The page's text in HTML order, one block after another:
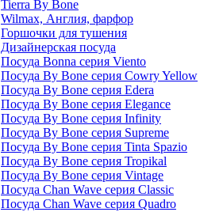
Tierra By Bone
Wilmax, Англия, фарфор
Горшочки для тушения
Дизайнерская посуда
Посуда Bonna серия Viento
Посуда By Bone серия Cowry Yellow
Посуда By Bone серия Edera
Посуда By Bone серия Elegance
Посуда By Bone серия Infinity
Посуда By Bone серия Supreme
Посуда By Bone серия Tinta Spazio
Посуда By Bone серия Tropikal
Посуда By Bone серия Vintage
Посуда Chan Wave серия Classic
Посуда Chan Wave серия Quadro